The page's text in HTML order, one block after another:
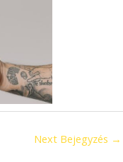
Next Bejegyzés →